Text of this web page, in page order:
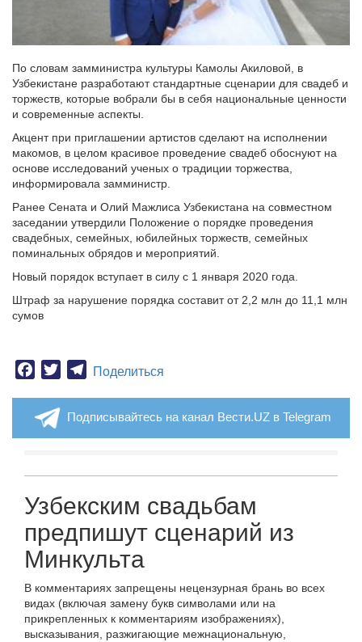
По словам замминистра культуры Камолы Акиловой, в
Узбекистане разработают стандартные сценарии для свадеб и
торжеств, которые вобрали бы в себя национальные ценности
и современные аспекты.
Акцент при приглашении артистов сделают на исполнении
макомов, в целом красивое проведение свадеб обоснуют на
основе исследований ученых о традиции торжества,
информировала замминистр.
Ранее Сената и Олий Мажлиса Узбекистана на совместном
заседании утвердили Положение о порядке проведения
свадебных, семейных, юбилейных торжеств, семейных
поминальных обрядов и мероприятий.
Новый порядок вступает в силу с 1 января 2020 года.
Штраф за нарушение порядка составит от 2,2 млн до 11,1 млн
сумов
Facebook
TwitterTelegram
Поделиться
Подписывайтесь на канал Вести.UZ в Telegram
Узбекским свадьбам
предпишут сценарий из
Минкульта
В комментариях запрещены нецензурная брань во всех
видах (включая замену букв символами или на
прикрепленных к комментариям изображениях),
высказывания, разжигающие межнациональную,